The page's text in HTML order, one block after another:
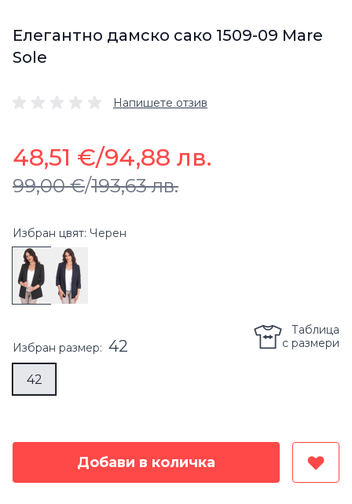
Елегантно дамско сако 1509-09 Mare
Sole
Напишете отзив
99,00 €/193,63 лв.
48,51 €/94,88 лв.
Избран цвят: Черен
Избран размер: 42
42
Таблица
с размери
Добави в количка